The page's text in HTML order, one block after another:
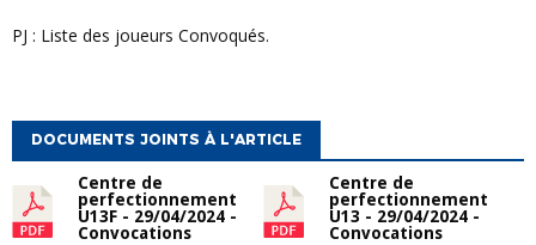
PJ : Liste des joueurs Convoqués.
DOCUMENTS JOINTS À L'ARTICLE
Centre de
perfectionnement
U13F - 29/04/2024 -
Convocations
Centre de
perfectionnement
U13 - 29/04/2024 -
Convocations